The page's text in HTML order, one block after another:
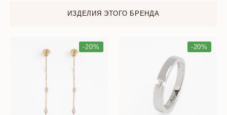
ИЗДЕЛИЯ ЭТОГО БРЕНДА
-20% -20%